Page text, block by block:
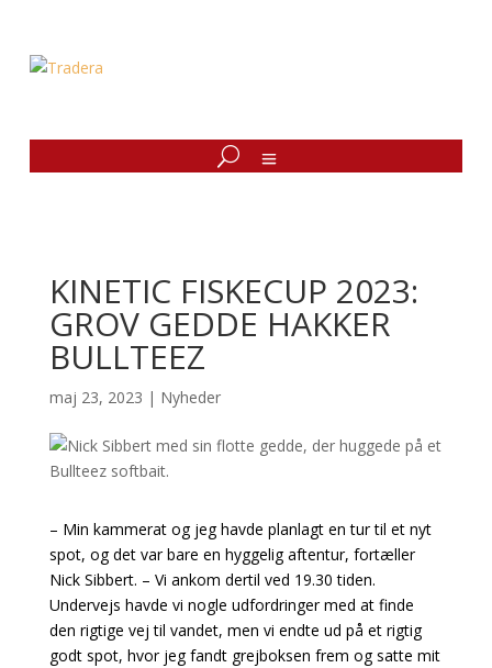
KINETIC FISKECUP 2023:
GROV GEDDE HAKKER
BULLTEEZ
maj 23, 2023 | Nyheder
– Min kammerat og jeg havde planlagt en tur til et nyt
spot, og det var bare en hyggelig aftentur, fortæller
Nick Sibbert. – Vi ankom dertil ved 19.30 tiden.
Undervejs havde vi nogle udfordringer med at finde
den rigtige vej til vandet, men vi endte ud på et rigtig
godt spot, hvor jeg fandt grejboksen frem og satte mit